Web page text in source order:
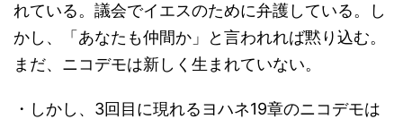
れている。議会でイエスのために弁護している。し
かし、「あなたも仲間か」と言われれば黙り込む。
まだ、ニコデモは新しく生まれていない。
・しかし、3回目に現れるヨハネ19章のニコデモは